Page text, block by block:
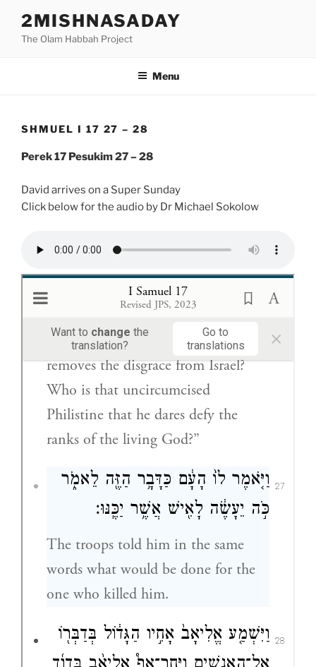
content
2MISHNASADAY
The Olam Habbah Project
Menu
SHMUEL I 17 27 – 28
Perek 17 Pesukim 27 – 28
David arrives on a Super Sunday
Click below for the audio by Dr Michael Sokolow